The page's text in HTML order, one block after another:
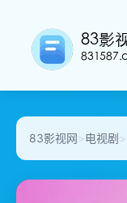
83影视网>电视剧>